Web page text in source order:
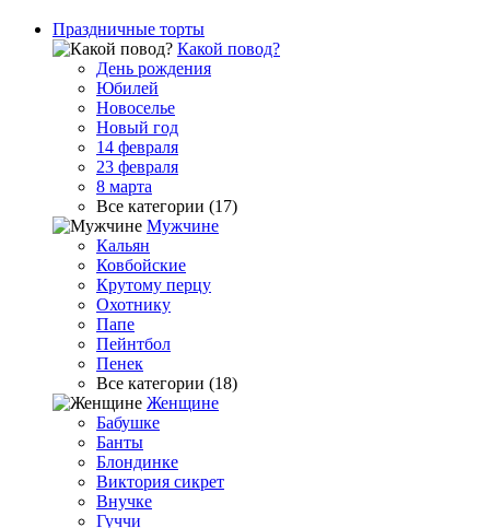
Праздничные торты
Какой повод?
День рождения
Юбилей
Новоселье
Новый год
14 февраля
23 февраля
8 марта
Все категории (17)
Мужчине
Кальян
Ковбойские
Крутому перцу
Охотнику
Папе
Пейнтбол
Пенек
Все категории (18)
Женщине
Бабушке
Банты
Блондинке
Виктория сикрет
Внучке
Гуччи